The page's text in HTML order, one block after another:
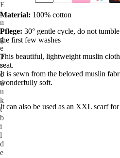
E
i
n
i
g
e
P
r
o
d
u
k
t
b
i
l
d
e
Material: 100% cotton
Pflege: 30° gentle cycle, do not
the first few washes
This beautiful, lightweight muslin
seat.
It is sewn from the beloved muslin
wonderfully soft.
It can also be used as an XXL scarf